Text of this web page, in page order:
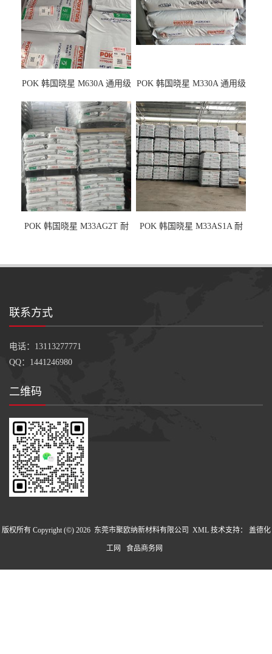
POK 韩国晓星 M630A 通用级
POK 韩国晓星 M330A 通用级
POK 韩国晓星 M33AG2T 耐
POK 韩国晓星 M33AS1A 耐
联系方式
电话：13113277771
QQ：1441246980
二维码
版权所有 Copyright (©) 2026 东莞市聚欧纳新材料有限公司 XML技术支持： 盖德化
工网 食品商务网